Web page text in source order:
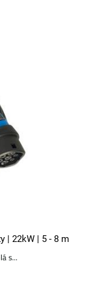
| 22kW | 5 - 8 m
s...